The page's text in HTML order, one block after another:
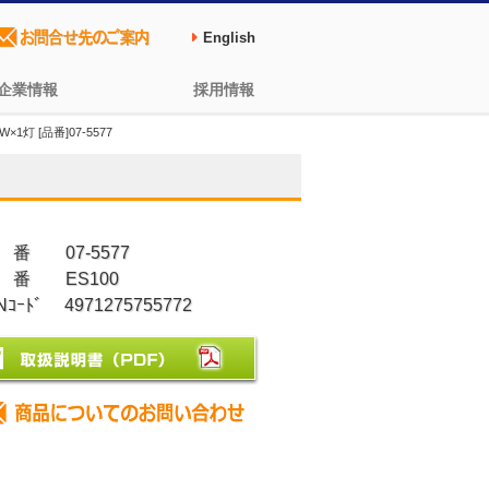
業情報 採用情報
English
灯 [品番]07-5577
番 07-5577
番 ES100
ｺｰﾄﾞ 4971275755772